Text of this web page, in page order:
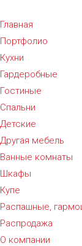
Главная
Портфолио
Кухни
Гардеробные
Гостиные
Спальни
Детские
Другая мебель
Ванные комнаты
Шкафы
Купе
Распашные,
Распродажа
О компании